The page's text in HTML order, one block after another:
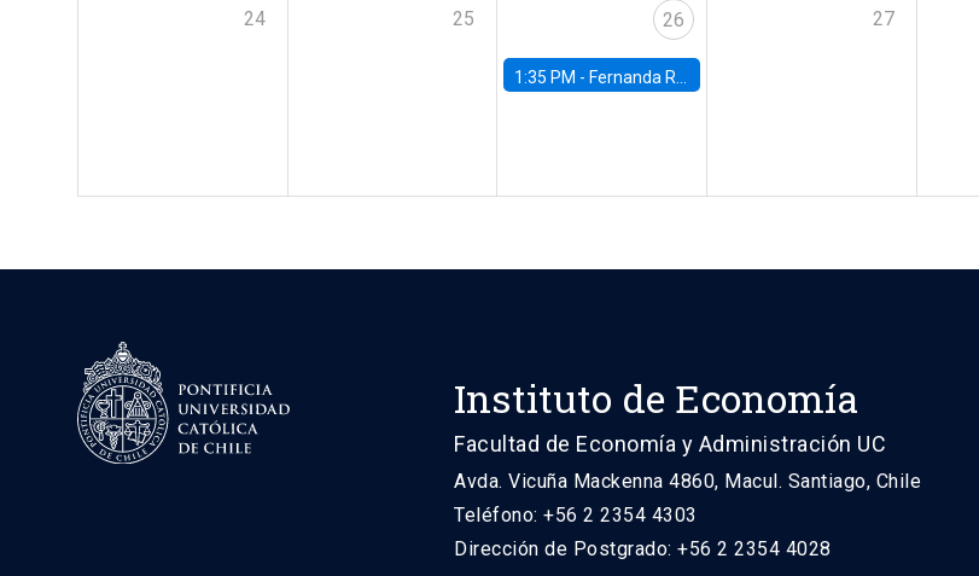
24 25 26
1:35 PM - Fernanda Rojas Ampuero, University of Wisconsin-Madison
27
Instituto de Economía
Facultad de Economía y Administración UC
Avda. Vicuña Mackenna 4860, Macul. Santiago, Chile
Teléfono: +56 2 2354 4303
Dirección de Postgrado: +56 2 2354 4028